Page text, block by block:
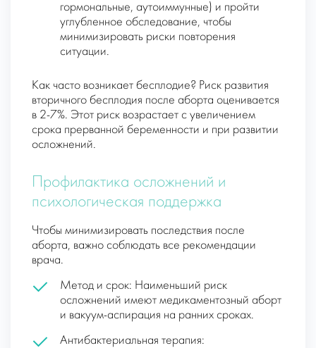
гормональные, аутоиммунные) и пройти
углубленное обследование, чтобы
минимизировать риски повторения
ситуации.
Как часто возникает бесплодие? Риск развития
вторичного бесплодия после аборта оценивается
в 2-7%. Этот риск возрастает с увеличением
срока прерванной беременности и при развитии
осложнений.
Профилактика осложнений и
психологическая поддержка
Чтобы минимизировать последствия после
аборта, важно соблюдать все рекомендации
врача.
Метод и срок: Наименьший риск
осложнений имеют медикаментозный аборт
и вакуум-аспирация на ранних сроках.
Антибактериальная терапия: